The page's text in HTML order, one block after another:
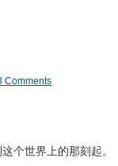
Comments
个世界上的那刻起。